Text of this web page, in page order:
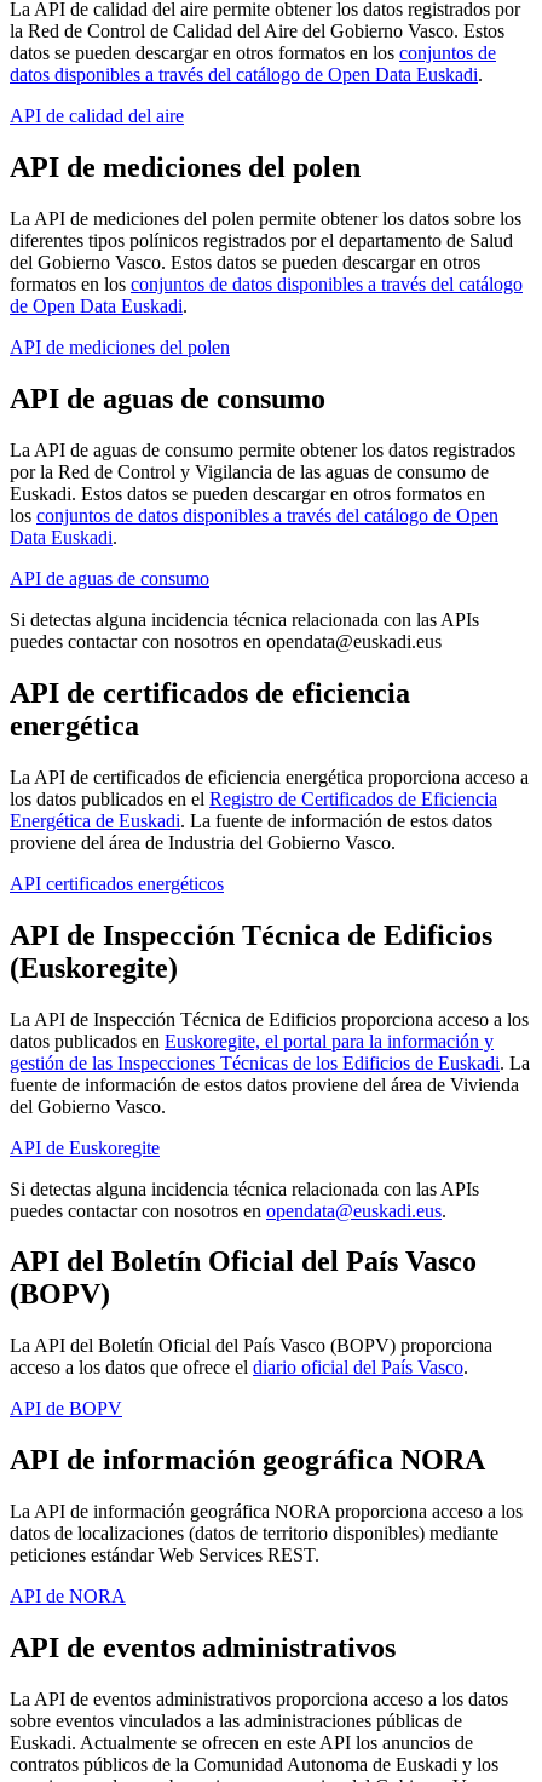
La API de calidad del aire permite obtener los datos registrados por
la Red de Control de Calidad del Aire del Gobierno Vasco. Estos
datos se pueden descargar en otros formatos en los conjuntos de
datos disponibles a través del catálogo de Open Data Euskadi.
API de calidad del aire
API de mediciones del polen
La API de mediciones del polen permite obtener los datos sobre los
diferentes tipos polínicos registrados por el departamento de Salud
del Gobierno Vasco. Estos datos se pueden descargar en otros
formatos en los conjuntos de datos disponibles a través del catálogo
de Open Data Euskadi.
API de mediciones del polen
API de aguas de consumo
La API de aguas de consumo permite obtener los datos registrados
por la Red de Control y Vigilancia de las aguas de consumo de
Euskadi. Estos datos se pueden descargar en otros formatos en
los conjuntos de datos disponibles a través del catálogo de Open
Data Euskadi.
API de aguas de consumo
Si detectas alguna incidencia técnica relacionada con las APIs
puedes contactar con nosotros en opendata@euskadi.eus
API de certificados de eficiencia
energética
La API de certificados de eficiencia energética proporciona acceso a
los datos publicados en el Registro de Certificados de Eficiencia
Energética de Euskadi. La fuente de información de estos datos
proviene del área de Industria del Gobierno Vasco.
API certificados energéticos
API de Inspección Técnica de Edificios
(Euskoregite)
La API de Inspección Técnica de Edificios proporciona acceso a los
datos publicados en Euskoregite, el portal para la información y
gestión de las Inspecciones Técnicas de los Edificios de Euskadi. La
fuente de información de estos datos proviene del área de Vivienda
del Gobierno Vasco.
API de Euskoregite
Si detectas alguna incidencia técnica relacionada con las APIs
puedes contactar con nosotros en opendata@euskadi.eus.
API del Boletín Oficial del País Vasco
(BOPV)
La API del Boletín Oficial del País Vasco (BOPV) proporciona
acceso a los datos que ofrece el diario oficial del País Vasco.
API de BOPV
API de información geográfica NORA
La API de información geográfica NORA proporciona acceso a los
datos de localizaciones (datos de territorio disponibles) mediante
peticiones estándar Web Services REST.
API de NORA
API de eventos administrativos
La API de eventos administrativos proporciona acceso a los datos
sobre eventos vinculados a las administraciones públicas de
Euskadi. Actualmente se ofrecen en este API los anuncios de
contratos públicos de la Comunidad Autonoma de Euskadi y los